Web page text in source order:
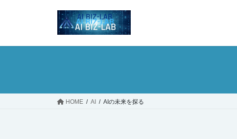
HOME AI AIの未来を探る